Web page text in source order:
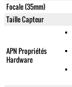
Focale (35mm)
Taille Capteur
APN Propriétés
Hardware